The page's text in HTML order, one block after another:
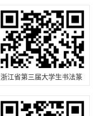
法大展征稿启事（2025年 9
月10日截稿）
浙江省第三届大学生书法篆
刻大赛征稿启事（2025年9
月25日截稿）